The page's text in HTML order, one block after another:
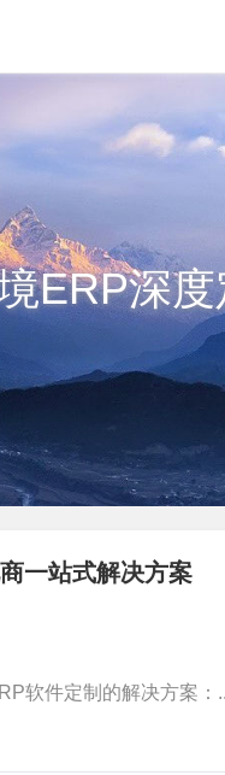
ERP深
一站式解决方案
软件定制的解决方案：